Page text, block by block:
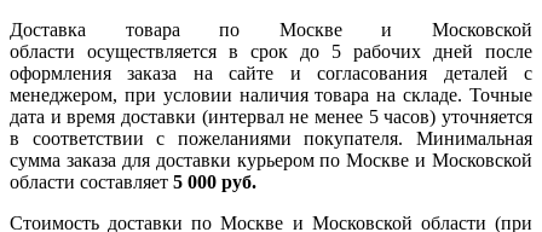
Доставка товара по Москве и Московской
области осуществляется в срок до 5 рабочих дней после
оформления заказа на сайте и согласования деталей с
менеджером, при условии наличия товара на складе. Точные
дата и время доставки (интервал не менее 5 часов) уточняется
в соответствии с пожеланиями покупателя. Минимальная
сумма заказа для доставки курьером по Москве и Московской
области составляет 5 000 руб.
Стоимость доставки по Москве и Московской области (при